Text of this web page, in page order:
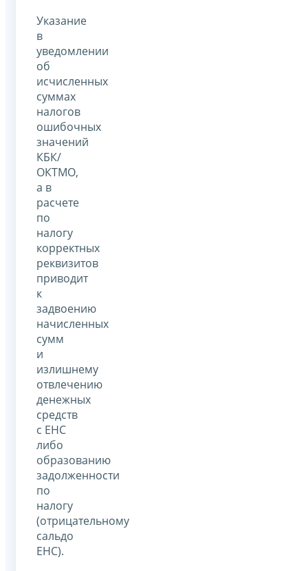
Указание
в
уведомлении
об
исчисленных
суммах
налогов
ошибочных
значений
КБК/
ОКТМО,
а в
расчете
по
налогу
корректных
реквизитов
приводит
к
задвоению
начисленных
сумм
и
излишнему
отвлечению
денежных
средств
с ЕНС
либо
образованию
задолженности
по
налогу
(отрицательному
сальдо
ЕНС).